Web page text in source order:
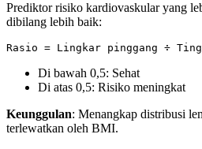
Prediktor risiko kardiovaskular yang
dibilang lebih baik:
Di bawah 0,5: Sehat
Di atas 0,5: Risiko meningkat
Keunggulan: Menangkap distribusi
terlewatkan oleh BMI.